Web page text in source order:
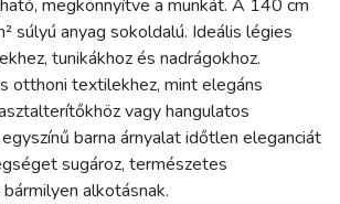
megkönnyítve a munkát. A 140 cm
súlyú anyag sokoldalú. Ideális légies
tunikákhoz és nadrágokhoz.
otthoni textilekhez, mint elegáns
vagy hangulatos
barna árnyalat időtlen eleganciát
sugároz, természetes
alkotásnak.